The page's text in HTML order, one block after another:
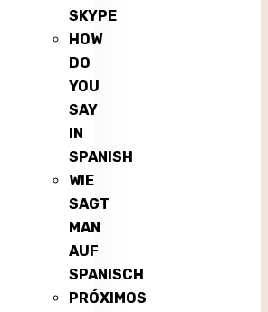
SKYPE
HOW
DO
YOU
SAY
IN
SPANISH
WIE
SAGT
MAN
AUF
SPANISCH
PRÓXIMOS